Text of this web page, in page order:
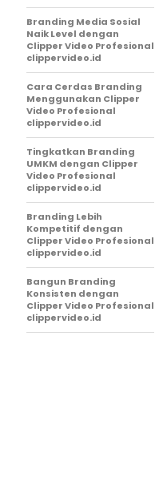
Branding Media Sosial
Naik Level dengan
Clipper Video Profesional
clippervideo.id
Cara Cerdas Branding
Menggunakan Clipper
Video Profesional
clippervideo.id
Tingkatkan Branding
UMKM dengan Clipper
Video Profesional
clippervideo.id
Branding Lebih
Kompetitif dengan
Clipper Video Profesional
clippervideo.id
Bangun Branding
Konsisten dengan
Clipper Video Profesional
clippervideo.id